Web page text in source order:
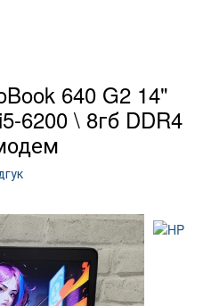
640 G2 14"
6200 \ 8гб DDR4